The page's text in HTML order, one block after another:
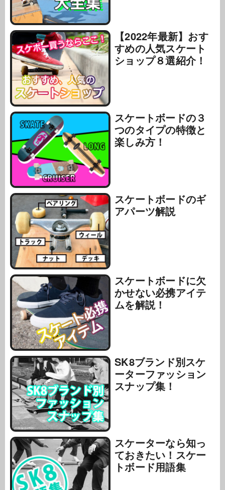
【2022年最新】おす
すめの人気スケート
ショップ８選紹介！
スケートボードの３
つのタイプの特徴と
楽しみ方！
スケートボードのギ
アパーツ解説
スケートボードに欠
かせない必携アイテ
ムを解説！
SK8ブランド別スケ
ーターファッション
スナップ集！
スケーターなら知っ
ておきたい！スケー
トボード用語集